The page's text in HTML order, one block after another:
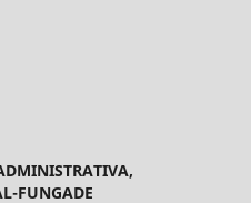
FUNGADE